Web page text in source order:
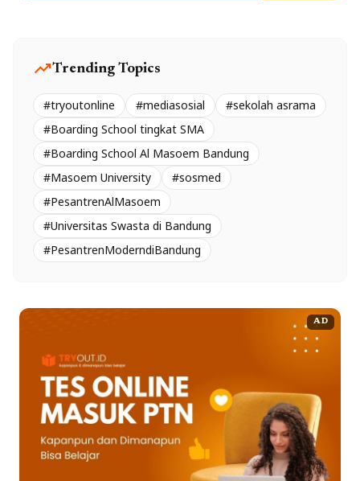
trending_upTrending Topics
#tryoutonline #mediasosial
#sekolah asrama
#Boarding School tingkat SMA
#Boarding School Al Masoem Bandung
#Masoem University
#sosmed
#PesantrenAlMasoem
#Universitas Swasta di Bandung
#PesantrenModerndiBandung
AD